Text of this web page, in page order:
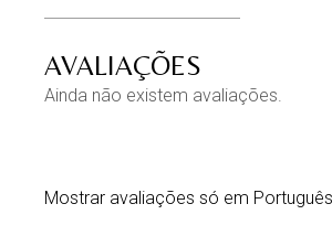
AVALIAÇÕES
Ainda não existem avaliações.
Mostrar avaliações só em